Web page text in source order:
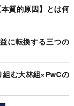
質的原因】とは何
に転換する三つの
組む大林組×PwCの